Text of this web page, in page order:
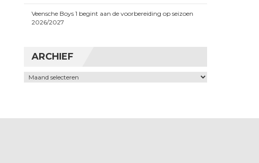
Veensche Boys 1 begint aan de voorbereiding op seizoen
2026/2027
ARCHIEF
Archief